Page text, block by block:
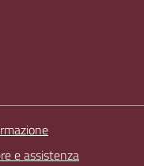
e assistenza